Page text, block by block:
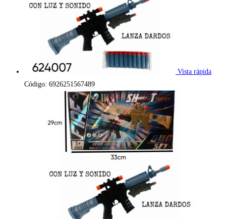
Vista rápida
Código: 6926251567489